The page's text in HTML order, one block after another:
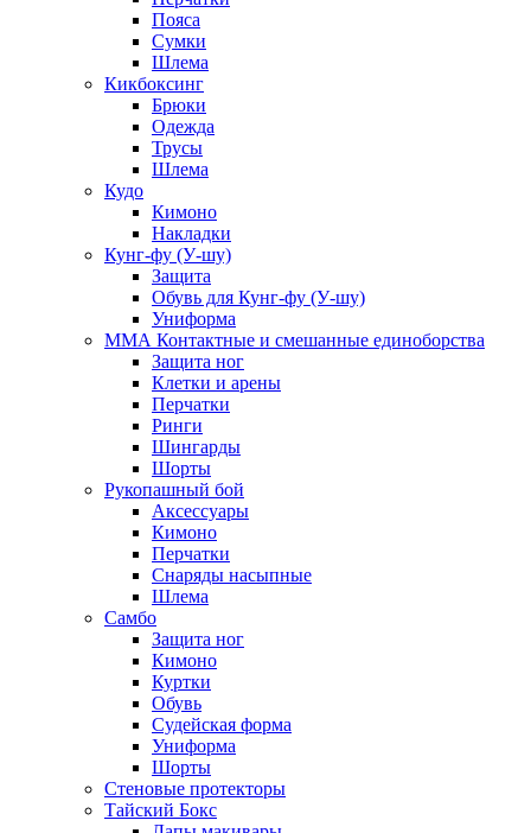
Пояса
Сумки
Шлема
Кикбоксинг
Брюки
Одежда
Трусы
Шлема
Кудо
Кимоно
Накладки
Кунг-фу (У-шу)
Защита
Обувь для Кунг-фу (У-шу)
Униформа
ММА Контактные и смешанные единоборства
Защита ног
Клетки и арены
Перчатки
Ринги
Шингарды
Шорты
Рукопашный бой
Аксессуары
Кимоно
Перчатки
Снаряды насыпные
Шлема
Самбо
Защита ног
Кимоно
Куртки
Обувь
Судейская форма
Униформа
Шорты
Стеновые протекторы
Тайский Бокс